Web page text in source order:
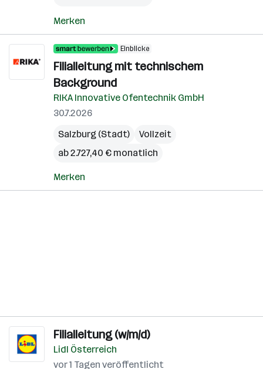
Merken
Einblicke
Filialleitung mit technischem
Background
RIKA Innovative Ofentechnik GmbH
30.7.2026
Salzburg (Stadt)
Vollzeit
ab 2.727,40 € monatlich
Merken
Filialleitung (w/m/d)
Lidl Österreich
vor 1 Tagen veröffentlicht